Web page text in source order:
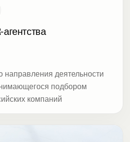
направления деятельности
подбором
компаний